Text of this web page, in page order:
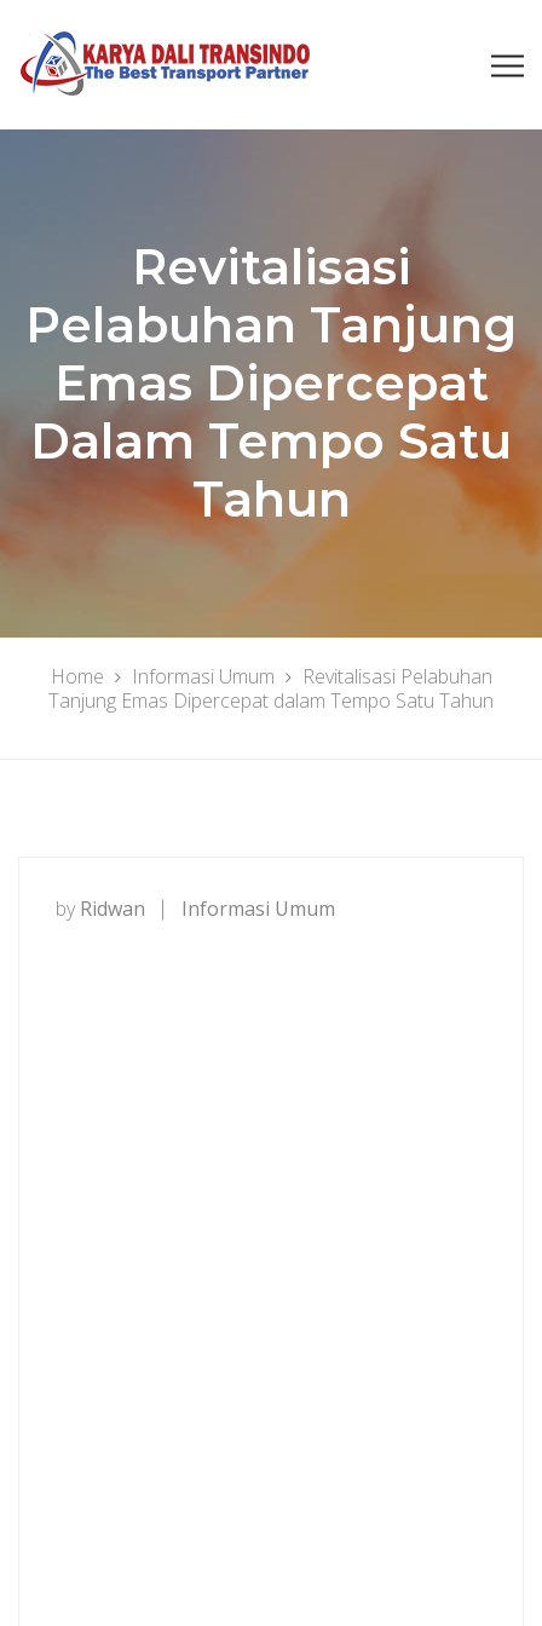
Revitalisasi
Pelabuhan Tanjung
Emas Dipercepat
Dalam Tempo Satu
Tahun
Home Informasi Umum
Revitalisasi Pelabuhan
Tanjung Emas Dipercepat dalam Tempo Satu Tahun
by Ridwan Informasi Umum